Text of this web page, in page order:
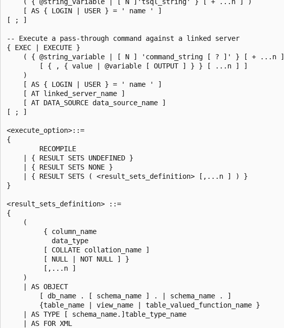
    [ AS { LOGIN | USER } = ' name ' ]
[ ; ]
-- Execute a pass-through command against a linked server
{ EXEC | EXECUTE }
    ( { @string_variable | [ N ] 'command_string [ ? ]' } [ + ...n ]
        [ { , { value | @variable [ OUTPUT ] } } [ ...n ] ]
    )
    [ AS { LOGIN | USER } = ' name ' ]
    [ AT linked_server_name ]
    [ AT DATA_SOURCE data_source_name ]
[ ; ]
<execute_option>::=
{
        RECOMPILE
    | { RESULT SETS UNDEFINED }
    | { RESULT SETS NONE }
    | { RESULT SETS ( <result_sets_definition> [,...n ] ) }
}
<result_sets_definition> ::=
{
    (
         { column_name
           data_type
         [ COLLATE collation_name ]
         [ NULL | NOT NULL ] }
         [,...n ]
    )
    | AS OBJECT
        [ db_name . [ schema_name ] . | schema_name . ]
        {table_name | view_name | table_valued_function_name }
    | AS TYPE [ schema_name.]table_type_name
    | AS FOR XML